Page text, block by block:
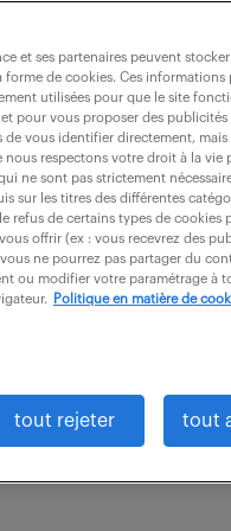
aux demandes de
: - Contribuez
et ses partenaires peuvent
de cookies. Ces informations
utilisées pour que le site
pour vous proposer des publicités
de vous identifier directement,
respectons votre droit à la vie
ne sont pas strictement
sur les titres des différentes
refus de certains types de cookies
offrir (ex : vous recevrez des
ne pourrez pas partager du
ou modifier votre paramétrage à
Politique en matière de
tout rejeter tout